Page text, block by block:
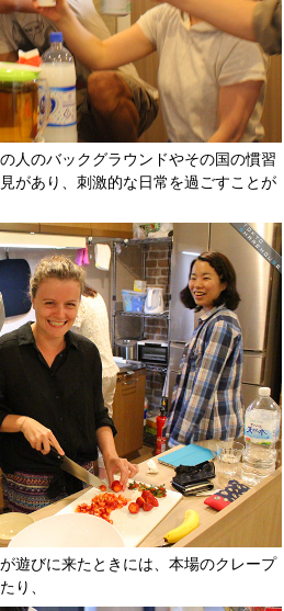
人のバックグラウンドやその国の慣習
があり、刺激的な日常を過ごすことが
遊びに来たときには、本場のクレープ
り、